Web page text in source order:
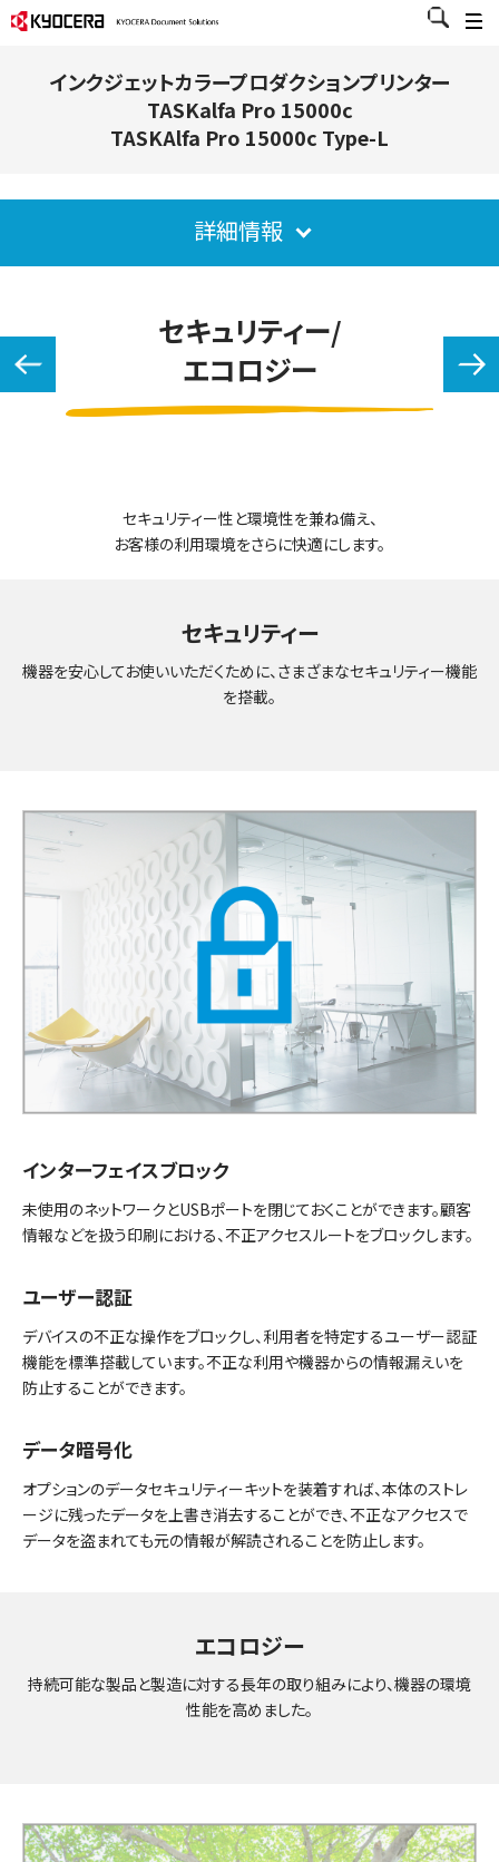
インクジェットカラープロダクションプリンター
TASKalfa Pro 15000c
TASKAlfa Pro 15000c Type-L
詳細情報
セキュリティー/
エコロジー
セキュリティー性と環境性を兼ね備え、
お客様の利用環境をさらに快適にします。
セキュリティー
機器を安心してお使いいただくために、さまざまなセキュリティー機能
を搭載。
インターフェイスブロック
未使用のネットワークとUSBポートを閉じておくことができます。顧客
情報などを扱う印刷における、不正アクセスルートをブロックします。
ユーザー認証
デバイスの不正な操作をブロックし、利用者を特定するユーザー認証
機能を標準搭載しています。不正な利用や機器からの情報漏えいを
防止することができます。
データ暗号化
オプションのデータセキュリティーキットを装着すれば、本体のストレ
ージに残ったデータを上書き消去することができ、不正なアクセスで
データを盗まれても元の情報が解読されることを防止します。
エコロジー
持続可能な製品と製造に対する長年の取り組みにより、機器の環境
性能を高めました。